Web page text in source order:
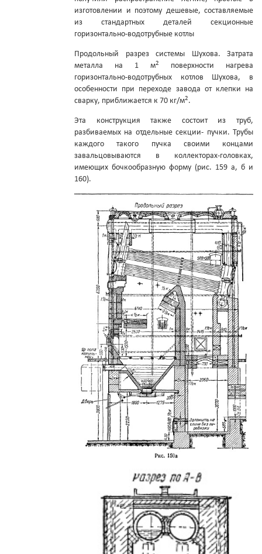
изготовлении и поэтому дешевые, составляемые
из стандартных деталей секционные
горизонтально-водотрубные котлы
Продольный разрез системы Шухова. Затрата
металла на 1 м2
поверхности нагрева
горизонтально-водотрубных котлов Шухова, в
особенности при переходе завода от клепки на
сварку, приближается к 70 кг/м2.
Эта конструкция также состоит из труб,
разбиваемых на отдельные секции- пучки. Трубы
каждого такого пучка своими концами
завальцовываются в коллекторах-головках,
имеющих бочкообразную форму (рис. 159 а, б и
160).